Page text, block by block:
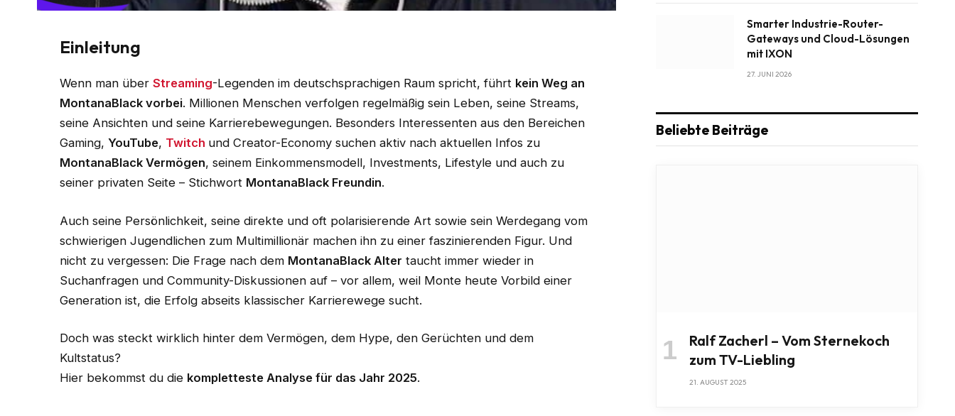
Einleitung
Wenn man überStreaming-Legenden im deutschsprachigen Raum spricht, führt kein Weg an
MontanaBlack vorbei. Millionen Menschen verfolgen regelmäßig sein Leben, seine Streams,
seine Ansichten und seine Karrierebewegungen. Besonders Interessenten aus den Bereichen
Gaming,YouTube, Twitch und Creator-Economy suchen aktiv nach aktuellen Infos zu
MontanaBlack Vermögen, seinem Einkommensmodell, Investments, Lifestyle und auch zu
seiner privaten Seite – Stichwort MontanaBlack Freundin.
Auch seine Persönlichkeit, seine direkte und oft polarisierende Art sowie sein Werdegang vom
schwierigen Jugendlichen zum Multimillionär machen ihn zu einer faszinierenden Figur. Und
nicht zu vergessen: Die Frage nach dem MontanaBlack Alter taucht immer wieder in
Suchanfragen und Community-Diskussionen auf – vor allem, weil Monte heute Vorbild einer
Generation ist, die Erfolg abseits klassischer Karrierewege sucht.
Doch was steckt wirklich hinter dem Vermögen, dem Hype, den Gerüchten und dem
Kultstatus?
Hier bekommst du die kompletteste Analyse für das Jahr 2025.
Smarter Industrie-Router-
Gateways und Cloud-Lösungen
mit IXON
27. JUNI 2026
Beliebte Beiträge
Ralf Zacherl – Vom Sternekoch
zum TV-Liebling
21. AUGUST 2025